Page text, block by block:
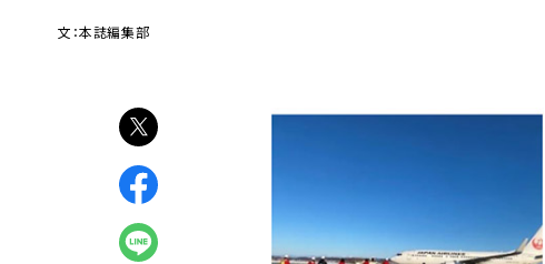
文：本誌編集部